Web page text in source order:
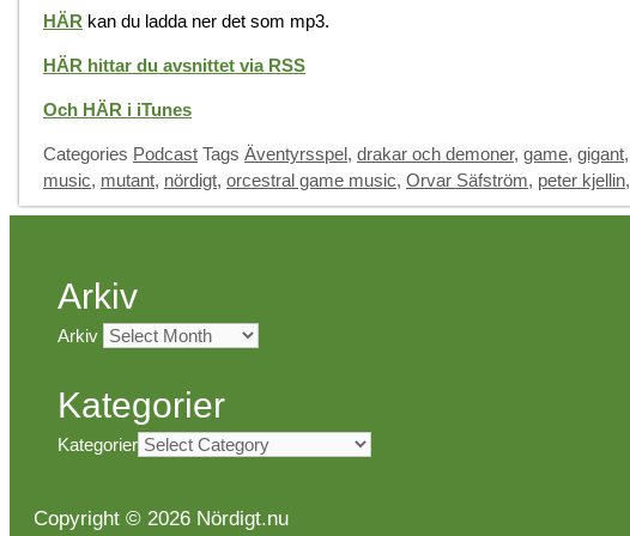
HÄR kan du ladda ner det som mp3.
HÄR hittar du avsnittet via RSS
Och HÄR i iTunes
Categories Podcast Tags Äventyrsspel, drakar och demoner, game, gigant,
music, mutant, nördigt, orcestral game music, Orvar Säfström, peter kjellin,
Arkiv
Arkiv
Kategorier
Kategorier
Copyright © 2026 Nördigt.nu